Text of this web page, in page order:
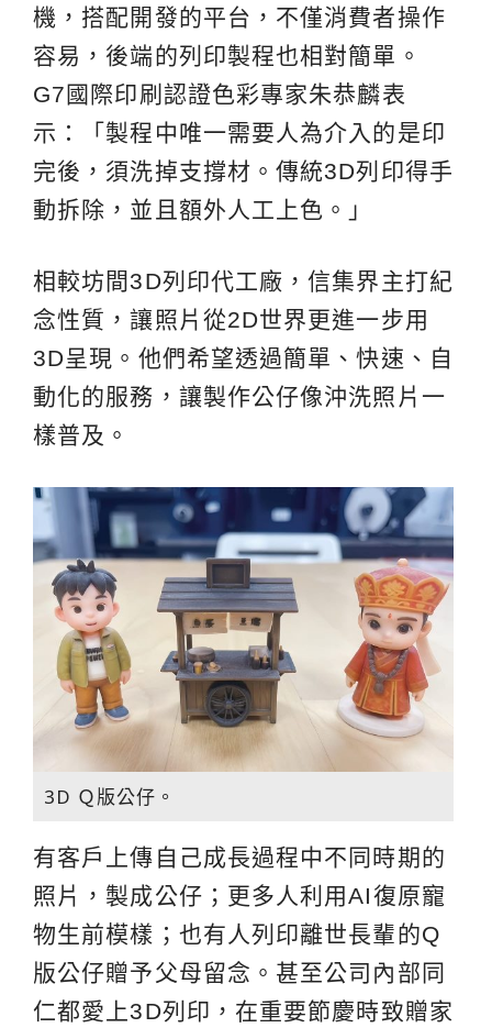
機，搭配開發的平台，不僅消費者操作
容易，後端的列印製程也相對簡單。
G7國際印刷認證色彩專家朱恭麟表
示：「製程中唯一需要人為介入的是印
完後，須洗掉支撐材。傳統3D列印得手
動拆除，並且額外人工上色。」
相較坊間3D列印代工廠，信集界主打紀
念性質，讓照片從2D世界更進一步用
3D呈現。他們希望透過簡單、快速、自
動化的服務，讓製作公仔像沖洗照片一
樣普及。
3D Ｑ版公仔。
有客戶上傳自己成長過程中不同時期的
照片，製成公仔；更多人利用AI復原寵
物生前模樣；也有人列印離世長輩的Q
版公仔贈予父母留念。甚至公司內部同
仁都愛上3D列印，在重要節慶時致贈家